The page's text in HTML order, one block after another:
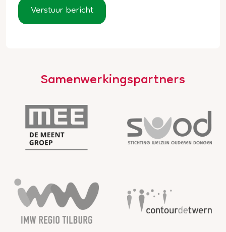
Verstuur bericht
Samenwerkingspartners